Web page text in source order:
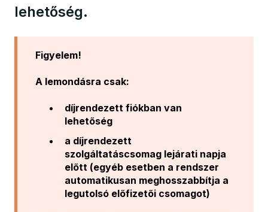
lehetőség.
Figyelem!
A lemondásra csak:
díjrendezett fiókban van
lehetőség
a díjrendezett
szolgáltatáscsomag lejárati napja
előtt (egyéb esetben a rendszer
automatikusan meghosszabbítja a
legutolsó előfizetői csomagot)